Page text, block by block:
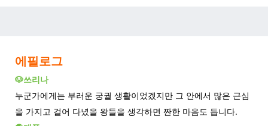
에필로그
🐶쓰리나
누군가에게는 부러운 궁궐 생활이었겠지만 그 안에서 많은 근심
을 가지고 걸어 다녔을 왕들을 생각하면 짠한 마음도 듭니다.